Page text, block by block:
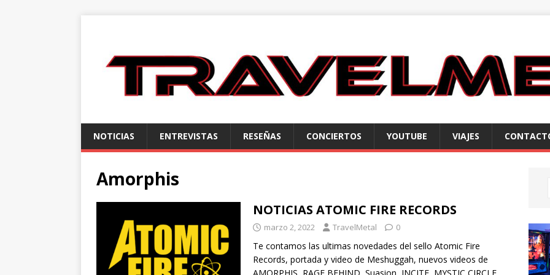
NOTICIAS ENTREVISTAS RESEÑAS CONCIERTOS YOUTUBE VIAJES
Amorphis
NOTICIAS ATOMIC FIRE RECORDS
marzo 2, 2022 TravelMetal 0
Te contamos las ultimas novedades del sello Atomic Fire
Records, portada y video de Meshuggah, nuevos videos de
AMORPHIS, RAGE BEHIND, Suasion, INCITE, MYSTIC CIRCLE,